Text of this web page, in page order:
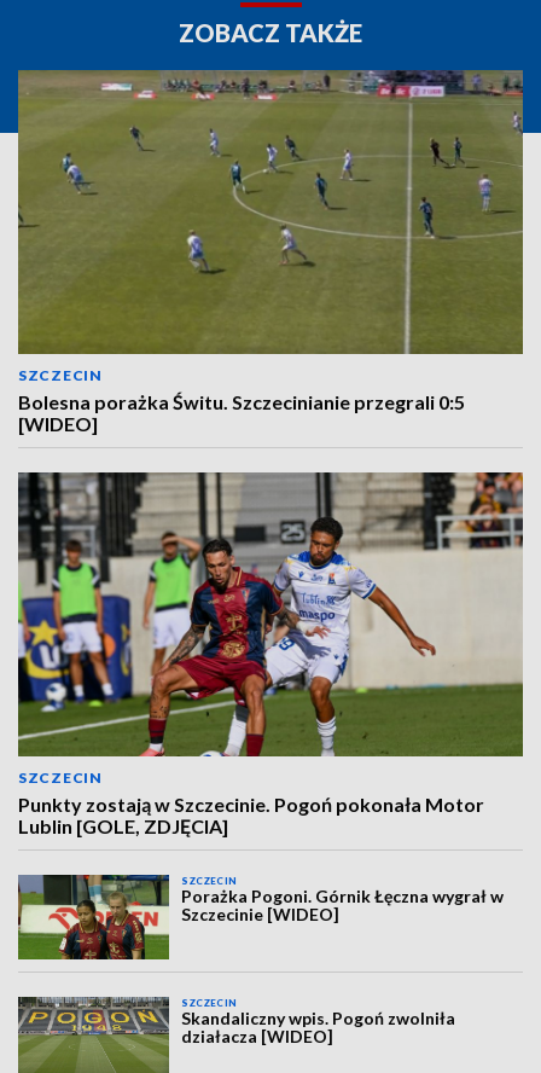
ZOBACZ TAKŻE
SZCZECIN
Bolesna porażka Świtu. Szczecinianie przegrali 0:5
[WIDEO]
SZCZECIN
Punkty zostają w Szczecinie. Pogoń pokonała Motor
Lublin [GOLE, ZDJĘCIA]
SZCZECIN
Porażka Pogoni. Górnik Łęczna wygrał w
Szczecinie [WIDEO]
SZCZECIN
Skandaliczny wpis. Pogoń zwolniła
działacza [WIDEO]